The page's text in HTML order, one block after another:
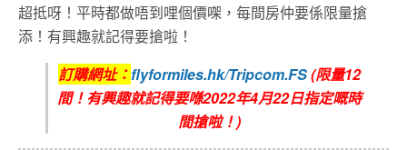
超抵呀！平時都做唔到哩個價㗎，每間房仲要係限量搶
添！有興趣就記得要搶啦！
訂購網址：flyformiles.hk/Tripcom.FS(限量12
間！有興趣就記得要喺2022年4月22日指定嘅時
間搶啦！)